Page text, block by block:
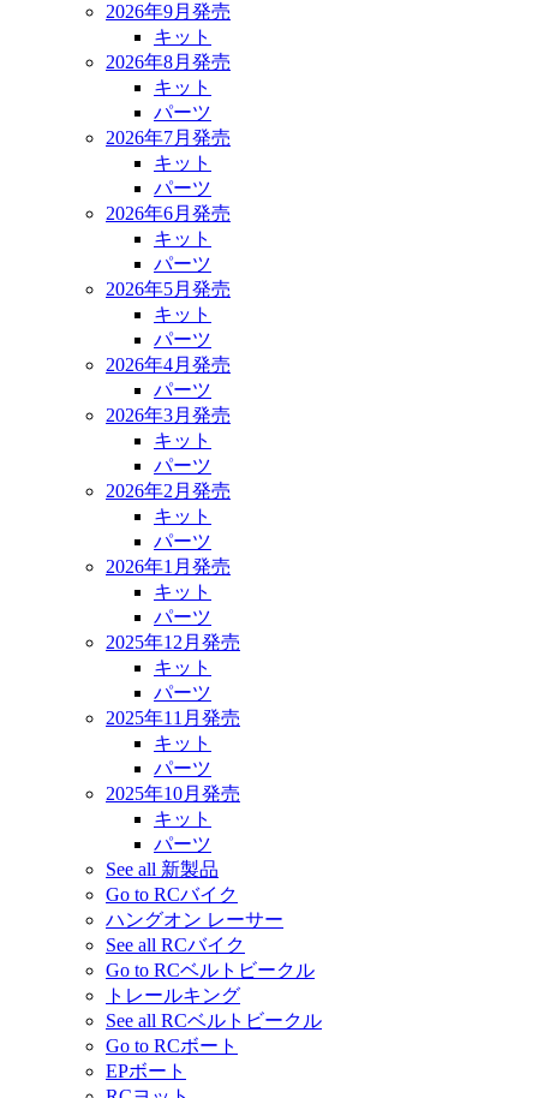
2026年9月発売
キット
2026年8月発売
キット
パーツ
2026年7月発売
キット
パーツ
2026年6月発売
キット
パーツ
2026年5月発売
キット
パーツ
2026年4月発売
パーツ
2026年3月発売
キット
パーツ
2026年2月発売
キット
パーツ
2026年1月発売
キット
パーツ
2025年12月発売
キット
パーツ
2025年11月発売
キット
パーツ
2025年10月発売
キット
パーツ
See all 新製品
Go to RCバイク
ハングオン レーサー
See all RCバイク
Go to RCベルトビークル
トレールキング
See all RCベルトビークル
Go to RCボート
EPボート